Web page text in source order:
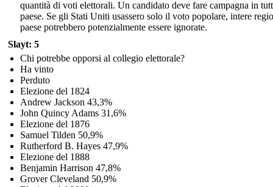
quantità di voti elettorali. Un candidato deve fare campagna in
paese. Se gli Stati Uniti usassero solo il voto popolare, intere
paese potrebbero potenzialmente essere ignorate.
Slayt: 5
Chi potrebbe opporsi al collegio elettorale?
Ha vinto
Perduto
Elezione del 1824
Andrew Jackson 43,3%
John Quincy Adams 31,6%
Elezione del 1876
Samuel Tilden 50,9%
Rutherford B. Hayes 47,9%
Elezione del 1888
Benjamin Harrison 47,8%
Grover Cleveland 50,9%